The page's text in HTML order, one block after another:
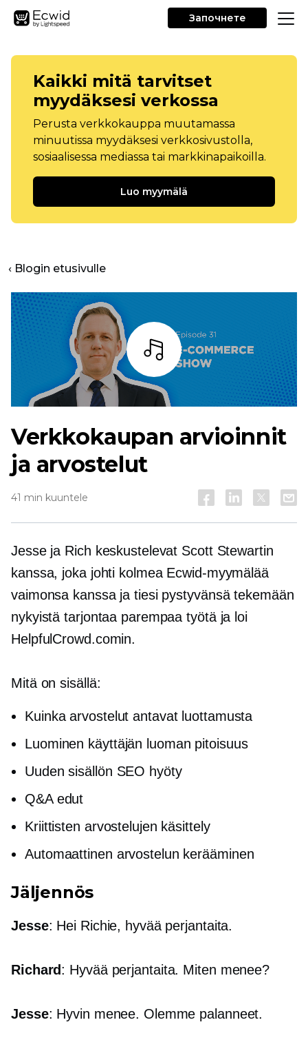
Започнете
Kaikki mitä tarvitset
myydäksesi verkossa
Perusta verkkokauppa muutamassa
minuutissa myydäksesi verkkosivustolla,
sosiaalisessa mediassa tai markkinapaikoilla.
Luo myymälä
‹ Blogin etusivulle
Kuuntele
Verkkokaupan arvioinnit
ja arvostelut
41 min kuuntele
Jesse ja Rich keskustelevat Scott Stewartin
kanssa, joka johti kolmea Ecwid-myymälää
vaimonsa kanssa ja tiesi pystyvänsä tekemään
nykyistä tarjontaa parempaa työtä ja loi
HelpfulCrowd.comin.
Mitä on sisällä:
Kuinka arvostelut antavat luottamusta
Luominen käyttäjän luoman pitoisuus
Uuden sisällön SEO hyöty
Q&A edut
Kriittisten arvostelujen käsittely
Automaattinen arvostelun kerääminen
Jäljennös
Jesse: Hei Richie, hyvää perjantaita.
Richard: Hyvää perjantaita. Miten menee?
Jesse: Hyvin menee. Olemme palanneet.